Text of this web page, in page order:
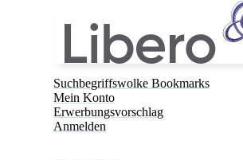
Suchbegriffswolke Bookmarks
Mein Konto
Erwerbungsvorschlag
Anmelden